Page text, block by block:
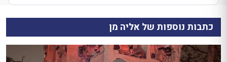
כתבות נוספות של אליה מן